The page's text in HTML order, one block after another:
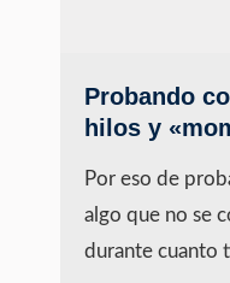
Probando
hilos y
Por eso de
algo que no se
durante cuanto